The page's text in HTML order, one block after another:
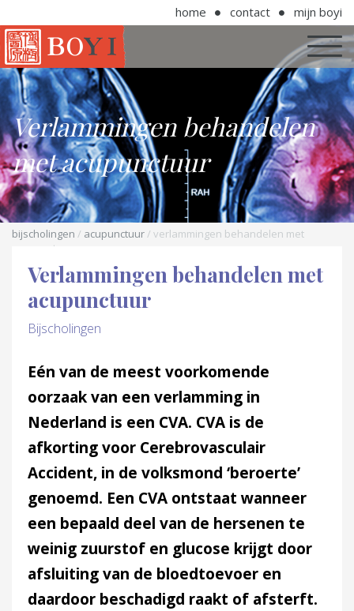
home contact mijn boyi
Verlammingen behandelen
met acupunctuur
bijscholingen / acupunctuur/ verlammingen behandelen met
acupunctuur
Verlammingen behandelen met
acupunctuur
Bijscholingen
Eén van de meest voorkomende
oorzaak van een verlamming in
Nederland is een CVA. CVA is de
afkorting voor Cerebrovasculair
Accident, in de volksmond ‘beroerte’
genoemd. Een CVA ontstaat wanneer
een bepaald deel van de hersenen te
weinig zuurstof en glucose krijgt door
afsluiting van de bloedtoevoer en
daardoor beschadigd raakt of afsterft.